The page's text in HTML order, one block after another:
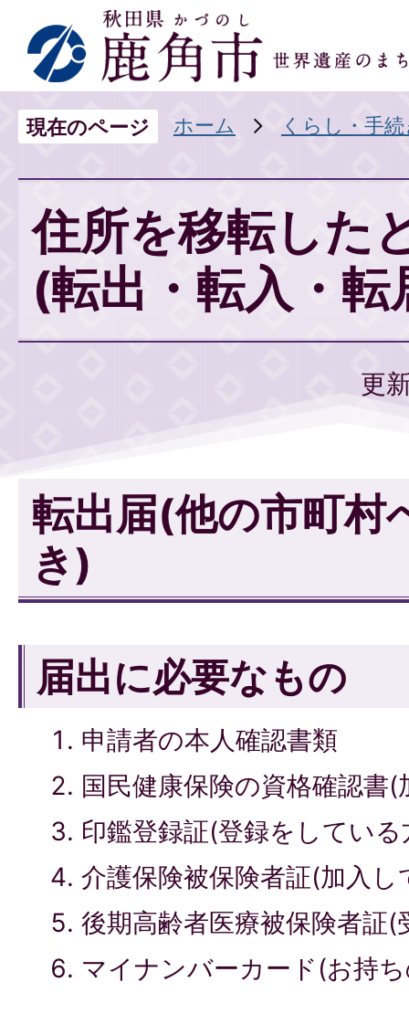
現在のページ ホーム くらし・手
住所を移転した
(転出・転入・転
更
転出届(他の市町村
き)
届出に必要なもの
申請者の本人確認書類
国民健康保険の資格確認書
印鑑登録証(登録をしている
介護保険被保険者証(加入し
後期高齢者医療被保険者証
マイナンバーカード(お持